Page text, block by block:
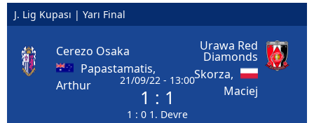
J. Lig Kupası | Yarı Final
Cerezo Osaka
Papastamatis,
Arthur
21/09/22 - 13:00
1 : 1
1 : 0 1. Devre
Urawa Red
Diamonds
Skorza,
Maciej